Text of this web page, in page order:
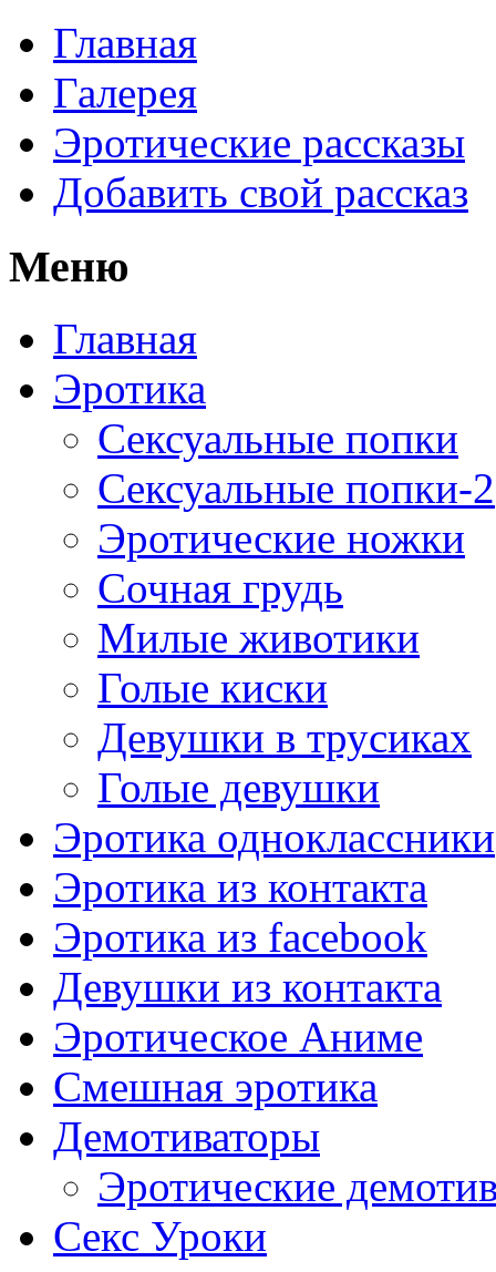
Главная
Галерея
Эротические рассказы
Добавить свой рассказ
Меню
Главная
Эротика
Сексуальные попки
Сексуальные попки-2
Эротические ножки
Сочная грудь
Милые животики
Голые киски
Девушки в трусиках
Голые девушки
Эротика одноклассники
Эротика из контакта
Эротика из facebook
Девушки из контакта
Эротическое Аниме
Смешная эротика
Демотиваторы
Эротические
Секс Уроки